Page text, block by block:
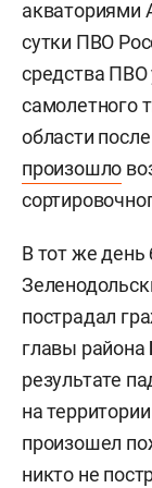
акваториями
сутки ПВО
средства ПВО
самолетного
области
произошло
В тот же день
пострадал
главы района
результате
на
произошел
никто не